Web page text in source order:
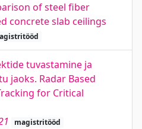
of steel fiber
concrete slab ceilings
tuvastamine ja
jaoks. Radar Based
for Critical
magistritööd